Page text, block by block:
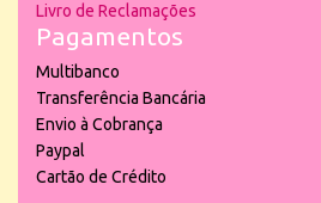
Livro de Reclamações
Pagamentos
Multibanco
Transferência Bancária
Envio à Cobrança
Paypal
Cartão de Crédito